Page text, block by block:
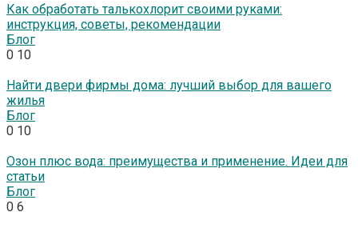
Как обработать талькохлорит своими руками:
инструкция, советы, рекомендации
Блог
0 10
Найти двери фирмы дома: лучший выбор для вашего
жилья
Блог
0 10
Озон плюс вода: преимущества и применение. Идеи для
статьи
Блог
0 6